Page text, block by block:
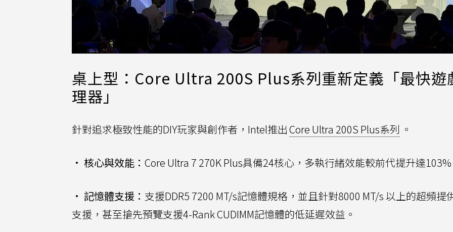
桌上型：Core Ultra 200S Plus系列重新定義「最快遊
理器」
針對追求極致性能的DIY玩家與創作者，Intel推出Core Ultra 200S Plus系列 。
• 核心與效能： Core Ultra 7 270K Plus具備24核心，多執行緒效能較前代提升達103%
• 記憶體支援： 支援DDR5 7200 MT/s記憶體規格，並且針對8000 MT/s 以上的超頻提
支援，甚至搶先預覽支援4-Rank CUDIMM記憶體的低延遲效益。